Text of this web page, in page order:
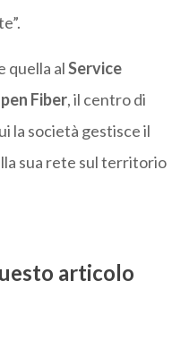
quella alService
Fiber, il centro di
la società gestisce il
sua rete sul territorio
articolo